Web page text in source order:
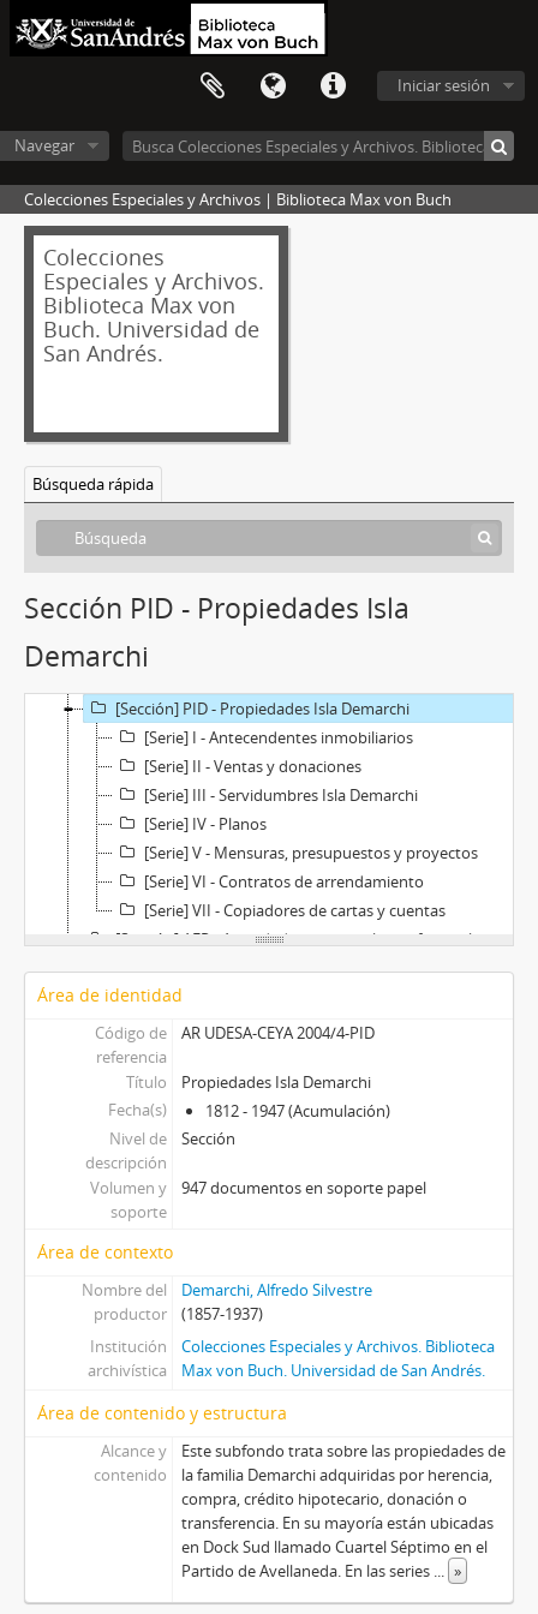
Iniciar sesión
Navegar
Colecciones Especiales y Archivos | Biblioteca Max von Buch
Colecciones
Especiales y Archivos.
Biblioteca Max von
Buch. Universidad de
San Andrés.
Búsqueda rápida
Sección PID - Propiedades Isla
Demarchi
[Sección] PID - Propiedades Isla Demarchi
[Serie] I - Antecendentes inmobiliarios
[Serie] II - Ventas y donaciones
[Serie] III - Servidumbres Isla Demarchi
[Serie] IV - Planos
[Serie] V - Mensuras, presupuestos y proyectos
[Serie] VI - Contratos de arrendamiento
[Serie] VII - Copiadores de cartas y cuentas
[Sección] AEP - Actividad empresarial y profesional
[Sección] AP - Actividad política
[Sección] SLP - Sucesión y liquidación de propiedades
Área de identidad
Código de
referencia
AR UDESA-CEYA 2004/4-PID
Título
Propiedades Isla Demarchi
Fecha(s)
1812 - 1947 (Acumulación)
Nivel de
descripción
Sección
Volumen y
soporte
947 documentos en soporte papel
Área de contexto
Nombre del
productor
Demarchi, Alfredo Silvestre
(1857-1937)
Institución
archivística
Colecciones Especiales y Archivos. Biblioteca
Max von Buch. Universidad de San Andrés.
Área de contenido y estructura
Alcance y
contenido
Este subfondo trata sobre las propiedades de
la familia Demarchi adquiridas por herencia,
compra, crédito hipotecario, donación o
transferencia. En su mayoría están ubicadas
en Dock Sud llamado Cuartel Séptimo en el
Partido de Avellaneda. En las series ... »